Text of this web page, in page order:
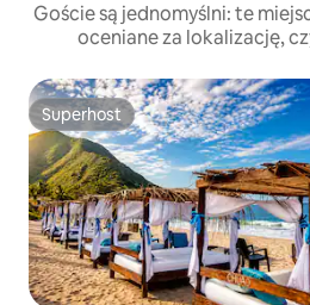
Goście są jednomyślni: te
oceniane za lokalizację,
Superhost
Superhost